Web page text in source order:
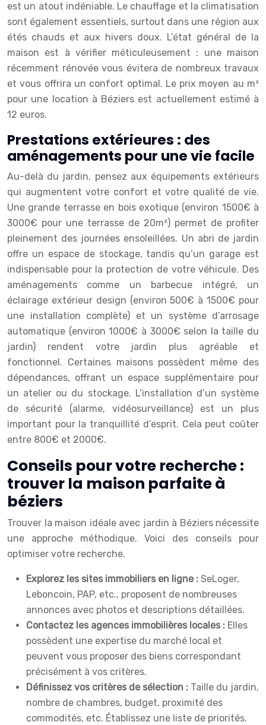
est un atout indéniable. Le chauffage et la climatisation
sont également essentiels, surtout dans une région aux
étés chauds et aux hivers doux. L’état général de la
maison est à vérifier méticuleusement : une maison
récemment rénovée vous évitera de nombreux travaux
et vous offrira un confort optimal. Le prix moyen au m²
pour une location à Béziers est actuellement estimé à
12 euros.
Prestations extérieures : des
aménagements pour une vie facile
Au-delà du jardin, pensez aux équipements extérieurs
qui augmentent votre confort et votre qualité de vie.
Une grande terrasse en bois exotique (environ 1500€ à
3000€ pour une terrasse de 20m²) permet de profiter
pleinement des journées ensoleillées. Un abri de jardin
offre un espace de stockage, tandis qu’un garage est
indispensable pour la protection de votre véhicule. Des
aménagements comme un barbecue intégré, un
éclairage extérieur design (environ 500€ à 1500€ pour
une installation complète) et un système d’arrosage
automatique (environ 1000€ à 3000€ selon la taille du
jardin) rendent votre jardin plus agréable et
fonctionnel. Certaines maisons possèdent même des
dépendances, offrant un espace supplémentaire pour
un atelier ou du stockage. L’installation d’un système
de sécurité (alarme, vidéosurveillance) est un plus
important pour la tranquillité d’esprit. Cela peut coûter
entre 800€ et 2000€.
Conseils pour votre recherche :
trouver la maison parfaite à
béziers
Trouver la maison idéale avec jardin à Béziers nécessite
une approche méthodique. Voici des conseils pour
optimiser votre recherche.
Explorez les sites immobiliers en ligne : SeLoger,
Leboncoin, PAP, etc., proposent de nombreuses
annonces avec photos et descriptions détaillées.
Contactez les agences immobilières locales : Elles
possèdent une expertise du marché local et
peuvent vous proposer des biens correspondant
précisément à vos critères.
Définissez vos critères de sélection : Taille du jardin,
nombre de chambres, budget, proximité des
commodités, etc. Établissez une liste de priorités.